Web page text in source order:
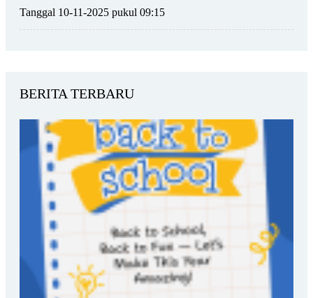
Tanggal 10-11-2025 pukul 09:15
BERITA TERBARU